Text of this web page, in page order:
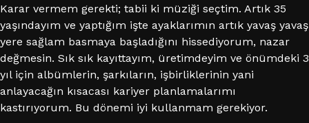
Karar vermem gerekti; tabii ki müziği seçtim. Artık 35
yaşındayım ve yaptığım işte ayaklarımın artık yavaş yavaş
yere sağlam basmaya başladığını hissediyorum, nazar
değmesin. Sık sık kayıttayım, üretimdeyim ve önümdeki 3
yıl için albümlerin, şarkıların, işbirliklerinin yani
anlayacağın kısacası kariyer planlamalarımı
kastırıyorum. Bu dönemi iyi kullanmam gerekiyor.